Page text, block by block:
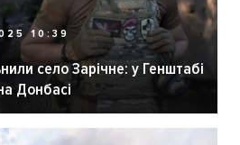
10:39
село Зарічне: у Генштабі
Донбасі